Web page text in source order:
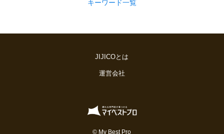
キーワード一覧
JIJICOとは
運営会社
© My Best Pro